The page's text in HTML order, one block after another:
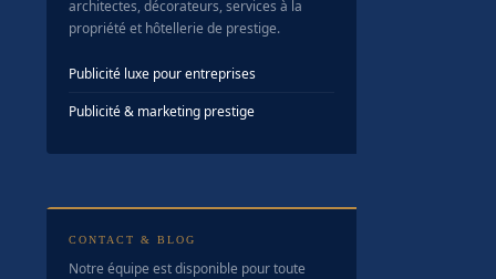
architectes, décorateurs, services à la
propriété et hôtellerie de prestige.
Publicité luxe pour entreprises
Publicité & marketing prestige
CONTACT & BLOG
Notre équipe est disponible pour toute